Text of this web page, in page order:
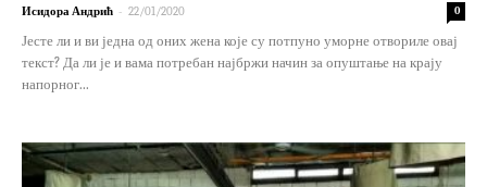
Исидора Андрић - 22/01/2020 0
Јесте ли и ви једна од оних жена које су потпуно уморне отвориле овај
текст? Да ли је и вама потребан најбржи начин за опуштање на крају
напорног...